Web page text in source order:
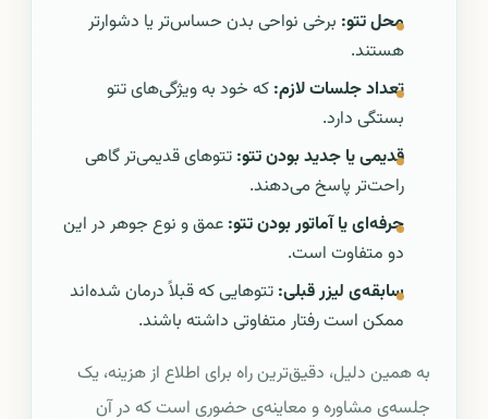
محل تتو: برخی نواحی بدن حساس‌تر یا دشوارتر
هستند.
تعداد جلسات لازم: که خود به ویژگی‌های تتو
بستگی دارد.
قدیمی یا جدید بودن تتو: تتوهای قدیمی‌تر گاهی
راحت‌تر پاسخ می‌دهند.
حرفه‌ای یا آماتور بودن تتو: عمق و نوع جوهر در این
دو متفاوت است.
سابقه‌ی لیزر قبلی: تتوهایی که قبلاً درمان شده‌اند
ممکن است رفتار متفاوتی داشته باشند.
به همین دلیل، دقیق‌ترین راه برای اطلاع از هزینه، یک
جلسه‌ی مشاوره و معاینه‌ی حضوری است که در آن